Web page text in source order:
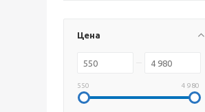
Цена
550 4 980